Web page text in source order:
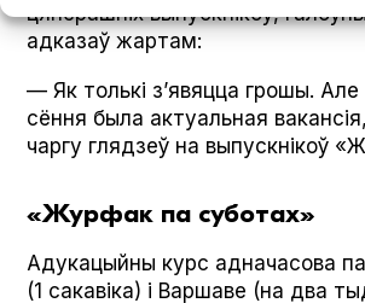
цяперашніх выпускнікоў,
адказаў жартам:
— Як толькі з’явяцца грошы. Але
сёння была актуальная
чаргу глядзеў на выпускнікоў
«Журфак па суботах»
Адукацыйны курс адначасова
(1 сакавіка) і Варшаве (на два